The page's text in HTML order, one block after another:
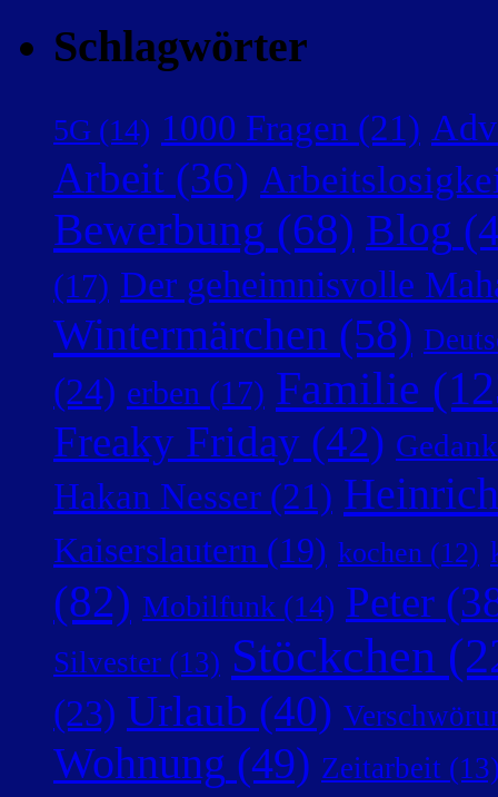
Schlagwörter
5G (14) 1000 Fragen (21)
Arbeit (36)
Bewerbung (68) Blog
(17) Der geheimnisvolle
Wintermärchen (58)
(24) erben (17) Familie
Freaky Friday (42)
Hakan Nesser (21)
Kaiserslautern (19) kochen (12)
(82) Mobilfunk (14) Peter
Silvester (13) Stöckchen
(23) Urlaub (40)
Wohnung (49) Zeitarbeit